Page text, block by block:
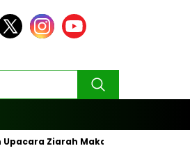
Ziarah Makam Pahlawan